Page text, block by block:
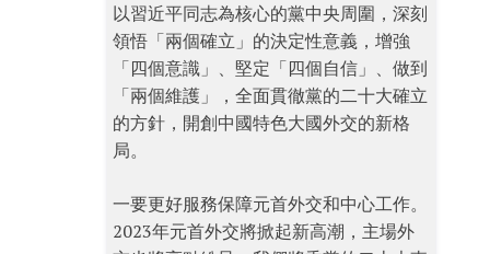
以習近平同志為核心的黨中央周圍，深刻
領悟「兩個確立」的決定性意義，增強
「四個意識」、堅定「四個自信」、做到
「兩個維護」，全面貫徹黨的二十大確立
的方針，開創中國特色大國外交的新格
局。
一要更好服務保障元首外交和中心工作。
2023年元首外交將掀起新高潮，主場外